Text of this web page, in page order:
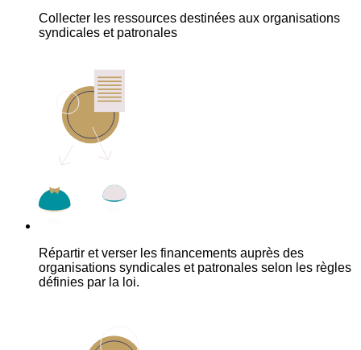
Collecter les ressources destinées aux organisations
syndicales et patronales
Répartir et verser les financements auprès des
organisations syndicales et patronales selon les règles
définies par la loi.